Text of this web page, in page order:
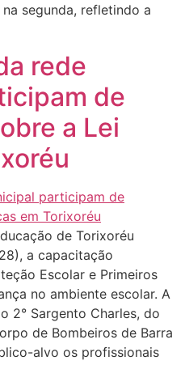
segunda, refletindo a
rede
de
a Lei
de Torixoréu
a capacitação
Escolar e Primeiros
no ambiente escolar. A
2° Sargento Charles, do
de Bombeiros de Barra
alvo os profissionais